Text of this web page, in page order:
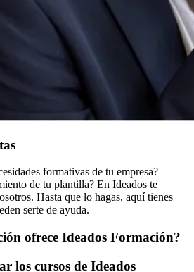
formativas de tu empresa?
de tu plantilla? En Ideados te
Hasta que lo hagas, aquí tienes
serte de ayuda.
ofrece Ideados Formación?
los cursos de Ideados